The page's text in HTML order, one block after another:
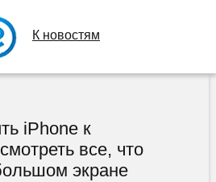
К новостям
iPhone к
все, что
экране